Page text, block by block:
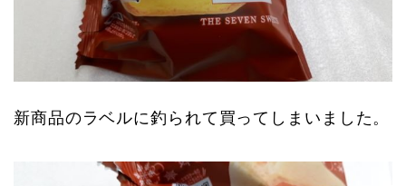
新商品のラベルに釣られて買ってしまいました。